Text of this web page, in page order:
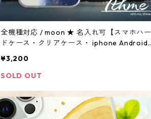
全機種対応 / moon ★ 名入れ可【スマホハー
ドケース・クリアケース・ iphone Android
¥3,200
SOLD OUT